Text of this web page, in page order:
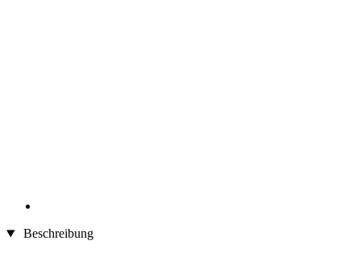
Beschreibung